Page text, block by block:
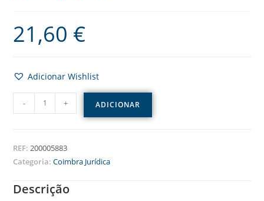
21,60 €
Adicionar Wishlist
- + ADICIONAR
REF:200005883
Categoria:Coimbra Jurídica
Descrição